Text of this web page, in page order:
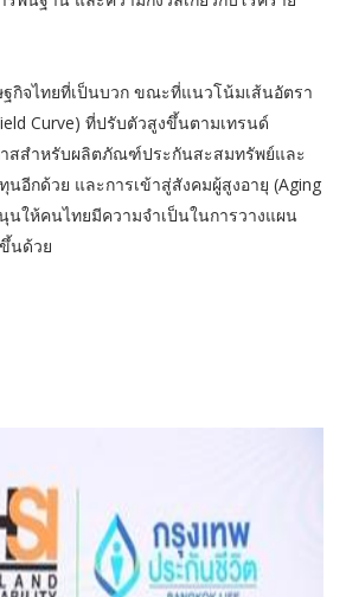
กิจไทยที่เป็นบวก ขณะที่แนวโน้มเส้นอัตรา
Curve) ที่ปรับตัวสูงขึ้นตามเทรนด์
าสสำหรับผลิตภัณฑ์ประกันสะสมทรัพย์และ
อีกด้วย และการเข้าสู่สังคมผู้สูงอายุ (Aging
ให้คนไทยมีความจำเป็นในการวางแผน
นด้วย